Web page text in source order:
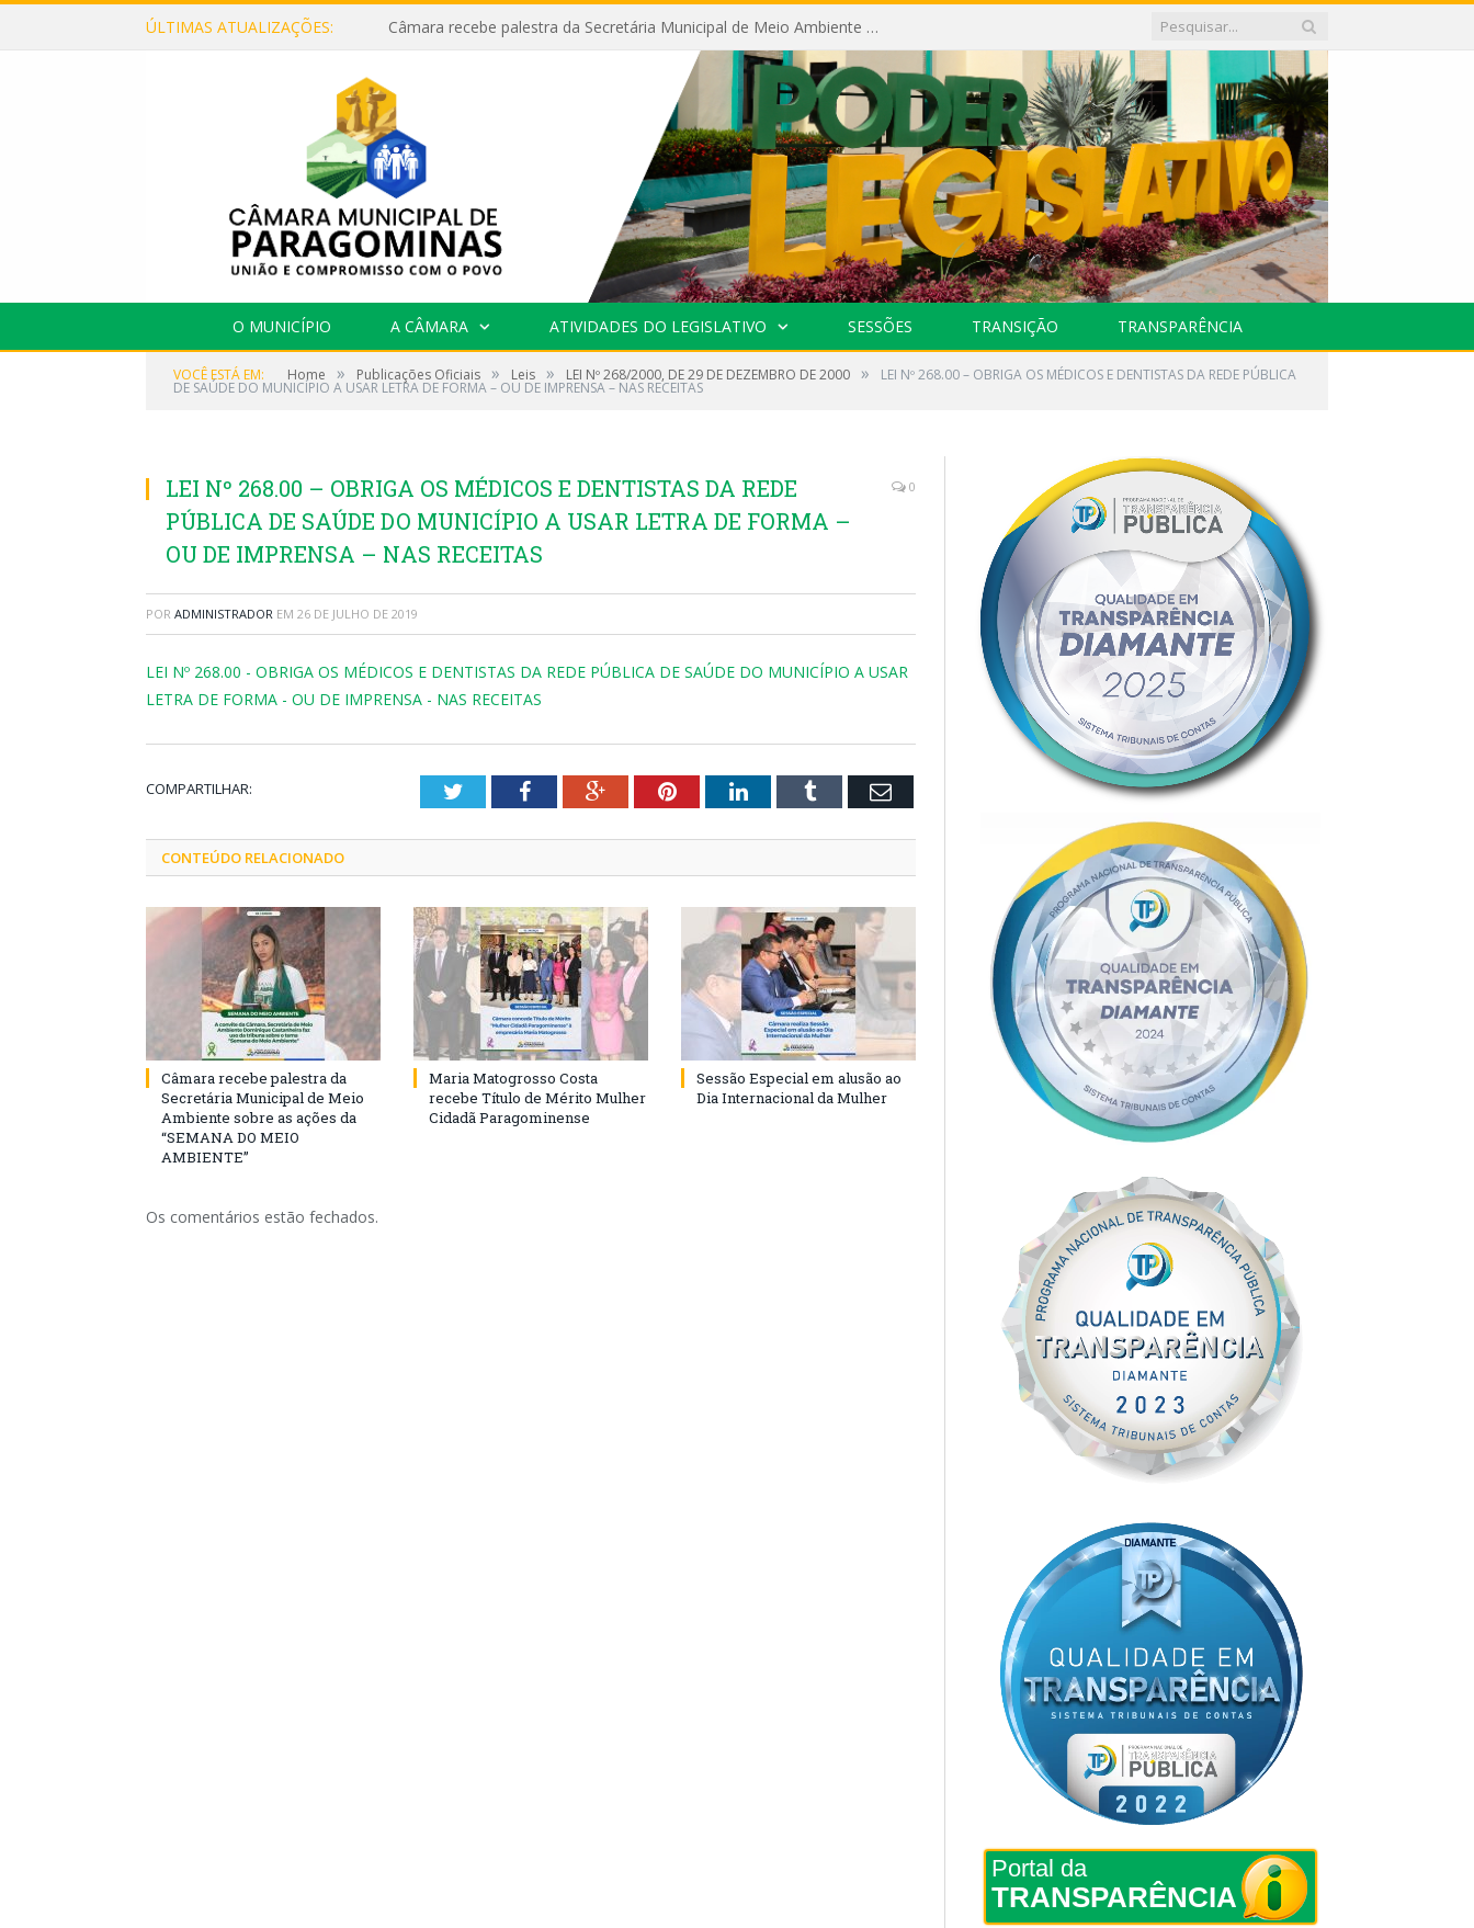
ÚLTIMAS ATUALIZAÇÕES: Câmara recebe palestra da Secretária Municipal de Meio Ambiente sobre as ações da “SEMANA DO MEIO AMBIENTE”
O MUNICÍPIO A CÂMARA ATIVIDADES DO LEGISLATIVO SESSÕES TRANSIÇÃO TRANSPARÊNCIA
VOCÊ ESTÁ EM: Home » Publicações Oficiais » Leis » LEI Nº 268/2000, DE 29 DE DEZEMBRO DE 2000 » LEI Nº 268.00 – OBRIGA OS MÉDICOS E DENTISTAS DA REDE PÚBLICA
DE SAÚDE DO MUNICÍPIO A USAR LETRA DE FORMA – OU DE IMPRENSA – NAS RECEITAS
LEI Nº 268.00 – OBRIGA OS MÉDICOS E DENTISTAS DA REDE
PÚBLICA DE SAÚDE DO MUNICÍPIO A USAR LETRA DE FORMA –
OU DE IMPRENSA – NAS RECEITAS
0
POR ADMINISTRADOR EM 26 DE JULHO DE 2019
LEI Nº 268.00 - OBRIGA OS MÉDICOS E DENTISTAS DA REDE PÚBLICA DE SAÚDE DO MUNICÍPIO A USAR
LETRA DE FORMA - OU DE IMPRENSA - NAS RECEITAS
COMPARTILHAR: TwitterFacebookGoogle+PinterestLinkedInTumblr Email
CONTEÚDO RELACIONADO
Câmara recebe palestra da
Secretária Municipal de Meio
Ambiente sobre as ações da
“SEMANA DO MEIO
AMBIENTE”
Maria Matogrosso Costa
recebe Título de Mérito Mulher
Cidadã Paragominense
Sessão Especial em alusão ao
Dia Internacional da Mulher
Os comentários estão fechados.
Portal da
TRANSPARÊNCIA